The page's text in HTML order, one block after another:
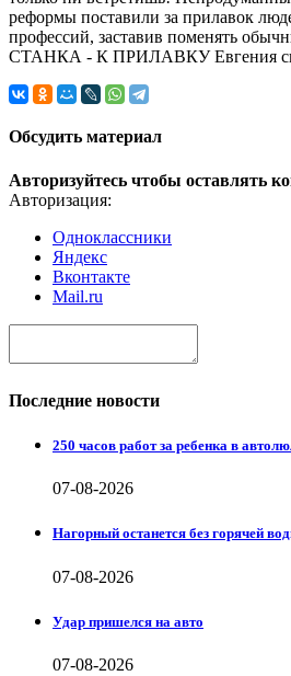
реформы поставили за прилавок
профессий, заставив поменять
СТАНКА - К ПРИЛАВКУ Евгения
Обсудить материал
Авторизуйтесь чтобы оставлять
Авторизация:
Одноклассники
Яндекс
Вконтакте
Mail.ru
Последние новости
250 часов работ за ребенка в
07-08-2026
Нагорный останется без горячей
07-08-2026
Удар пришелся на авто
07-08-2026